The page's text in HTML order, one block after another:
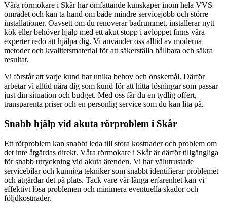
Våra rörmokare i Skår har omfattande kunskaper inom hela VVS-
området och kan ta hand om både mindre servicejobb och större
installationer. Oavsett om du renoverar badrummet, installerar nytt
kök eller behöver hjälp med ett akut stopp i avloppet finns våra
experter redo att hjälpa dig. Vi använder oss alltid av moderna
metoder och kvalitetsmaterial för att säkerställa hållbara och säkra
resultat.
Vi förstår att varje kund har unika behov och önskemål. Därför
arbetar vi alltid nära dig som kund för att hitta lösningar som passar
just din situation och budget. Med oss får du en tydlig offert,
transparenta priser och en personlig service som du kan lita på.
Snabb hjälp vid akuta rörproblem i Skår
Ett rörproblem kan snabbt leda till stora kostnader och problem om
det inte åtgärdas direkt. Våra rörmokare i Skår är därför tillgängliga
för snabb utryckning vid akuta ärenden. Vi har välutrustade
servicebilar och kunniga tekniker som snabbt identifierar problemet
och åtgärdar det på plats. Tack vare vår långa erfarenhet kan vi
effektivt lösa problemen och minimera eventuella skador och
följdkostnader.